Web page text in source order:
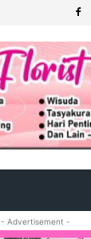
- Advertisement -